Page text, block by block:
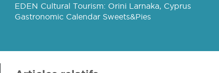
EDEN Cultural Tourism: Orini Larnaka, Cyprus
Gastronomic Calendar Sweets&Pies